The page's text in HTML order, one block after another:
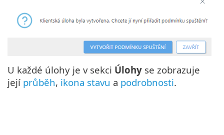
U každé úlohy je v sekci Úlohy se zobrazuje
její průběh, ikona stavu a podrobnosti.